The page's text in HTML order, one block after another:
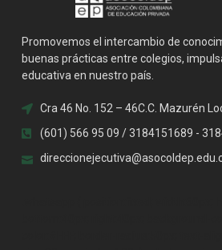
Promovemos el intercambio de
buenas prácticas entre colegios,
educativa en nuestro país.
Cra 46 No. 152 – 46C.C. Mazurén
(601) 566 95 09 / 3184151689 -